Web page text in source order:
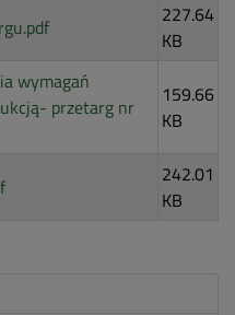
227.64
KB
wymagań
przetarg nr
159.66
KB
242.01
KB